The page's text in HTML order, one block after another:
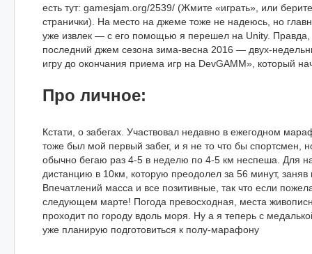
есть тут: gamesjam.org/2539/ (Жмите «играть», или
странички). На место на джеме тоже не надеюсь, но
уже извлек — с его помощью я перешел на Unity. Правда,
последний джем сезона зима-весна 2016 — двух-
игру до окончания приема игр на DevGAMM», который
Про личное:
Кстати, о забегах. Участвовал недавно в ежегодном
тоже был мой первый забег, и я не то что бы спортсмен,
обычно бегаю раз 4-5 в неделю по 4-5 км неспеша. Для
дистанцию в 10км, которую преодолел за 56 минут, заняв
Впечатлений масса и все позитивные, так что если
следующем марте! Погода превосходная, места
проходит по городу вдоль моря. Ну а я теперь с
уже планирую подготовиться к полу-марафону